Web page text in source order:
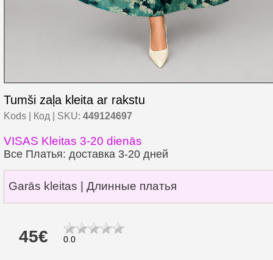
Tumši zaļa kleita ar rakstu
Kods | Код | SKU: 449124697
VISAS Kleitas 3-20 dienās
Все Платья: доставка 3-20 дней
Garās kleitas | Длинные платья
45€ 0.0